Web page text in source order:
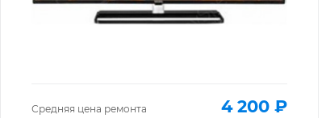
Средняя цена ремонта 4 200 ₽